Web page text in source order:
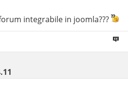
integrabile in joomla???